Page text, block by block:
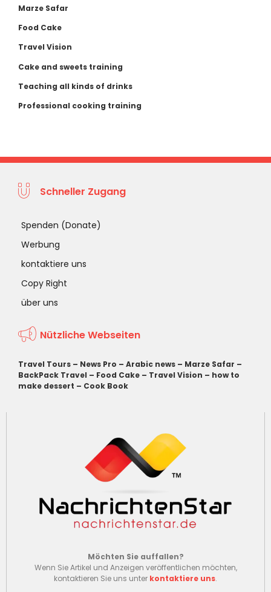
Marze Safar
Food Cake
Travel Vision
Cake and sweets training
Teaching all kinds of drinks
Professional cooking training
Schneller Zugang
Spenden (Donate)
Werbung
kontaktiere uns
Copy Right
über uns
Nützliche Webseiten
Travel Tours – News Pro – Arabic news – Marze Safar –
BackPack Travel – Food Cake – Travel Vision – how to
make dessert – Cook Book
Möchten Sie auffallen?
Wenn Sie Artikel und Anzeigen veröffentlichen möchten,
kontaktieren Sie uns unter kontaktiere uns.